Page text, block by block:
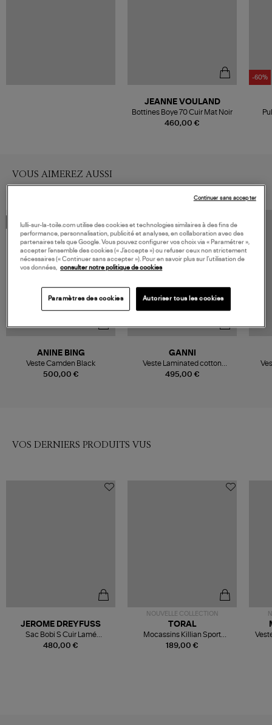
460,00 €
JEANNE VOULAND
Bottines Boye 70 Cuir Mat Noir
-60%
VOUS AIMEREZ AUSSI
MADE IN EUROPE
500,00 €
ANINE BING
Veste Camden Black
495,00 €
GANNI
Veste Laminated cotton
canvas Almond Milk
VOS DERNIERS PRODUITS VUS
480,00 €
JEROME DREYFUSS
Sac Bobi S Cuir Lamé
Champagne
NOUVELLE COLLECTION
189,00 €
TORAL
Mocassins Killian Sport
Mousse
lulli-sur-la-toile.com utilise des cookies et technologies similaires à des fins de
performance, personnalisation, publicité et analyses, en collaboration avec des
partenaires tels que Google. Vous pouvez configurer vos choix via « Paramétrer »,
accepter l’ensemble des cookies (« J’accepte ») ou refuser ceux non strictement
nécessaires (« Continuer sans accepter »). Pour en savoir plus sur l’utilisation de
vos données, consulter notre politique de cookies
Paramètres des cookies Autoriser tous les cookies
Continuer sans accepter